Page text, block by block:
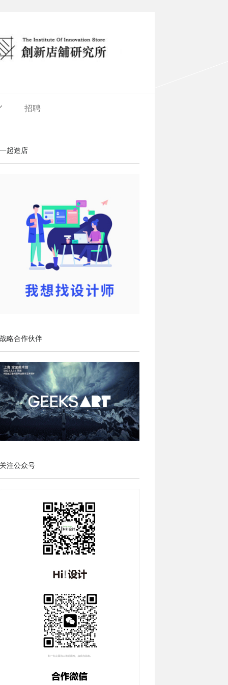
招聘
起造店
略合作伙伴
注公众号